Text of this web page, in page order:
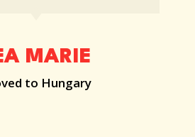
MARIE
to Hungary